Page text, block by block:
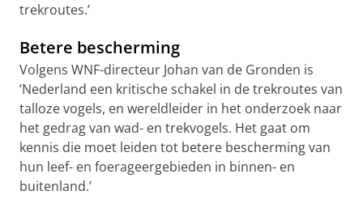
trekroutes.’
Betere bescherming
Volgens WNF-directeur Johan van de Gronden is
‘Nederland een kritische schakel in de trekroutes van
talloze vogels, en wereldleider in het onderzoek naar
het gedrag van wad- en trekvogels. Het gaat om
kennis die moet leiden tot betere bescherming van
hun leef- en foerageergebieden in binnen- en
buitenland.’